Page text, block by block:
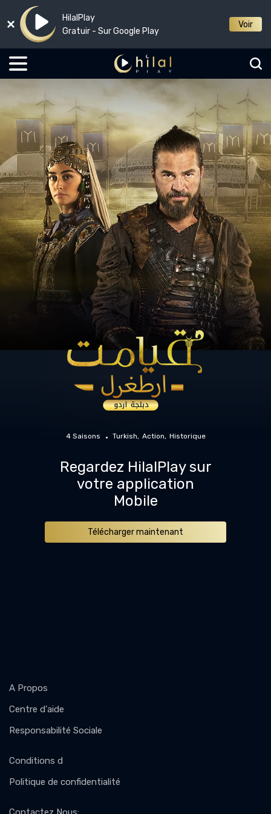
HilalPlay
Gratuir - Sur Google Play
Voir
4 Saisons Turkish Action Historique
Regardez HilalPlay sur
votre application
Mobile
Télécharger maintenant
A Propos
Centre d'aide
Responsabilité Sociale
Conditions d
Politique de confidentialité